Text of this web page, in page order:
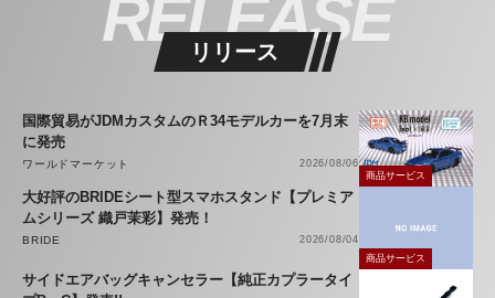
RELEASE
リリース
国際貿易がJDMカスタムのＲ34モデルカーを7月末
に発売
ワールドマーケット
2026/08/06
商品サービス
大好評のBRIDEシート型スマホスタンド【プレミア
ムシリーズ 織戸茉彩】発売！
BRIDE
2026/08/04
商品サービス
サイドエアバッグキャンセラー【純正カプラータイ